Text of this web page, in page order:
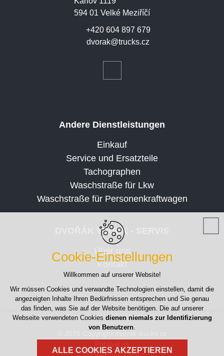
dvorak@trucks.cz
+420 604 897 679
594 01 Velké Meziříčí
Andere Dienstleistungen
Einkauf
Service und Ersatzteile
Tachographen
Waschstraße für Lkw
Waschstraße für Personenkraftwagen
DVOŘÁK TRUCK - SERVIS
Über uns
Kontakt
Cookie-Einstellungen
Willkommen auf unserer Website!
Wir müssen Cookies und verwandte Technologien einstellen, damit die
angezeigten Inhalte Ihren Bedürfnissen entsprechen und Sie genau
das finden, was Sie auf der Website benötigen. Die auf unserer
Webseite verwendeten Cookies dienen niemals zur Identifizierung
von Benutzern.
ALLE COOKIES AKZEPTIEREN